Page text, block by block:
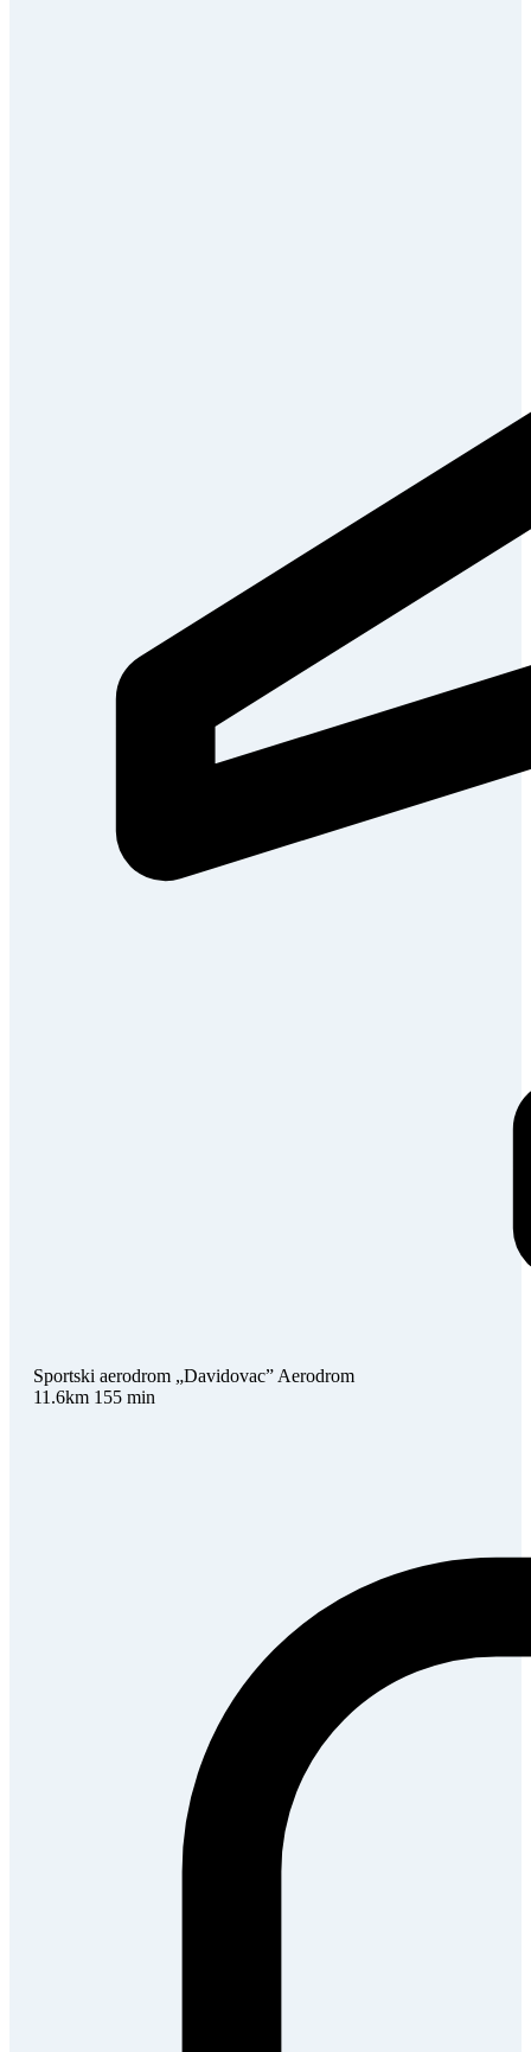
Sportski aerodrom „Davidovac” Aerodrom
11.6km 155 min